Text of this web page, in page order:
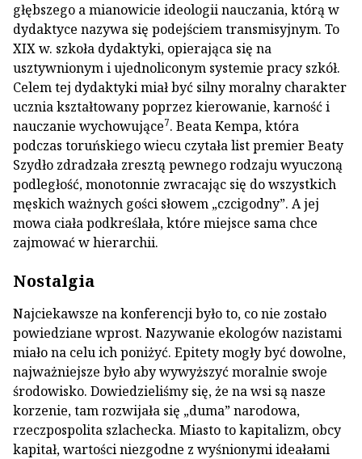
głębszego a mianowicie ideologii nauczania, którą w
dydaktyce nazywa się podejściem transmisyjnym. To
XIX w. szkoła dydaktyki, opierająca się na
usztywnionym i ujednoliconym systemie pracy szkół.
Celem tej dydaktyki miał być silny moralny charakter
ucznia kształtowany poprzez kierowanie, karność i
nauczanie wychowujące7. Beata Kempa, która
podczas toruńskiego wiecu czytała list premier Beaty
Szydło zdradzała zresztą pewnego rodzaju wyuczoną
podległość, monotonnie zwracając się do wszystkich
męskich ważnych gości słowem „czcigodny”. A jej
mowa ciała podkreślała, które miejsce sama chce
zajmować w hierarchii.
Nostalgia
Najciekawsze na konferencji było to, co nie zostało
powiedziane wprost. Nazywanie ekologów nazistami
miało na celu ich poniżyć. Epitety mogły być dowolne,
najważniejsze było aby wywyższyć moralnie swoje
środowisko. Dowiedzieliśmy się, że na wsi są nasze
korzenie, tam rozwijała się „duma” narodowa,
rzeczpospolita szlachecka. Miasto to kapitalizm, obcy
kapitał, wartości niezgodne z wyśnionymi ideałami